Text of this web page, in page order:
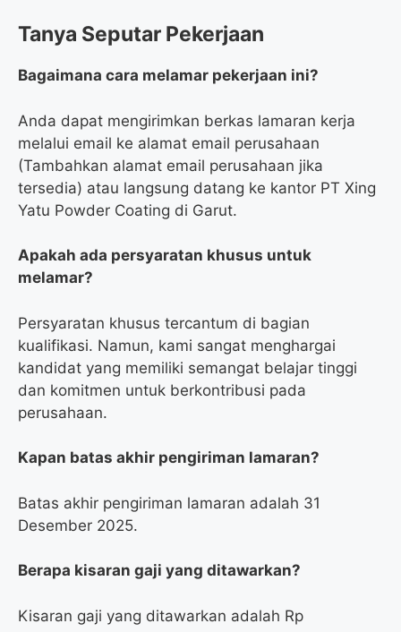
Tanya Seputar Pekerjaan
Bagaimana cara melamar pekerjaan ini?
Anda dapat mengirimkan berkas lamaran kerja
melalui email ke alamat email perusahaan
(Tambahkan alamat email perusahaan jika
tersedia) atau langsung datang ke kantor PT Xing
Yatu Powder Coating di Garut.
Apakah ada persyaratan khusus untuk
melamar?
Persyaratan khusus tercantum di bagian
kualifikasi. Namun, kami sangat menghargai
kandidat yang memiliki semangat belajar tinggi
dan komitmen untuk berkontribusi pada
perusahaan.
Kapan batas akhir pengiriman lamaran?
Batas akhir pengiriman lamaran adalah 31
Desember 2025.
Berapa kisaran gaji yang ditawarkan?
Kisaran gaji yang ditawarkan adalah Rp